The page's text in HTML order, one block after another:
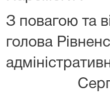
З повагою та
голова
Сергій